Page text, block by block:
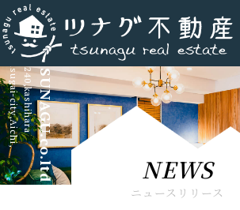
TSUNAGU.co.ltd
5-240,kashihara
kasugai-city,Aichi,
NEWS
ニュースリリース